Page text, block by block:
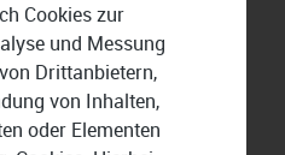
Cookies zur
und Messung
Drittanbietern,
von Inhalten,
oder Elementen